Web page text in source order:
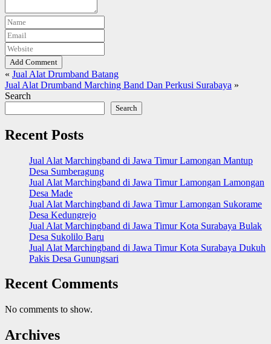
Add Comment
« Jual Alat Drumband Batang
Jual Alat Drumband Marching Band Dan Perkusi Surabaya »
Search
Search
Recent Posts
Jual Alat Marchingband di Jawa Timur Lamongan Mantup
Desa Sumberagung
Jual Alat Marchingband di Jawa Timur Lamongan Lamongan
Desa Made
Jual Alat Marchingband di Jawa Timur Lamongan Sukorame
Desa Kedungrejo
Jual Alat Marchingband di Jawa Timur Kota Surabaya Bulak
Desa Sukolilo Baru
Jual Alat Marchingband di Jawa Timur Kota Surabaya Dukuh
Pakis Desa Gunungsari
Recent Comments
No comments to show.
Archives